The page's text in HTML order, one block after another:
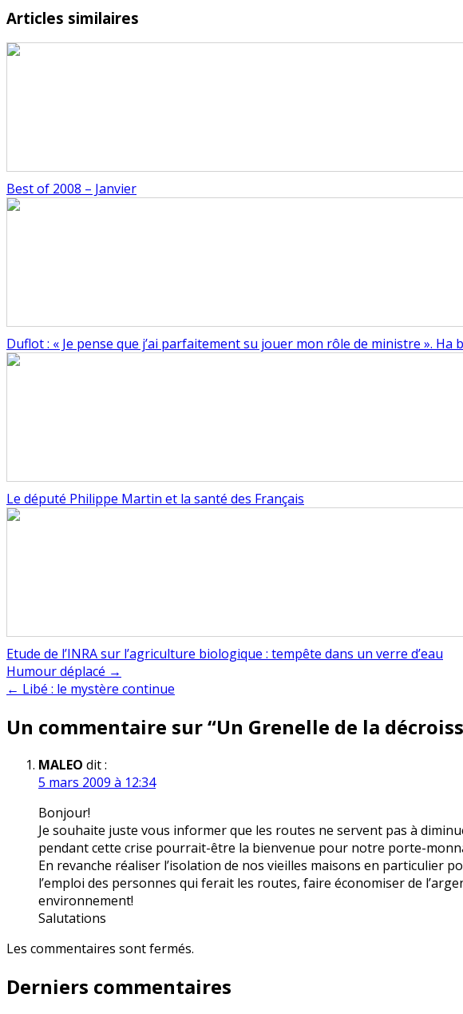
Articles similaires
Best of 2008 – Janvier
Duflot : « Je pense que j’ai parfaitement su jouer mon rôle de ministre ». Ha
Le député Philippe Martin et la santé des Français
Etude de l’INRA sur l’agriculture biologique : tempête dans un verre d’eau
Navigation
de
l’article
Humour déplacé →
← Libé : le mystère continue
Un commentaire sur “Un Grenelle de la
MALEO dit :
5 mars 2009 à 12:34
Bonjour!
Je souhaite juste vous informer que les routes ne servent pas à
pendant cette crise pourrait-être la bienvenue pour notre porte-
En revanche réaliser l’isolation de nos vieilles maisons en particulier
l’emploi des personnes qui ferait les routes, faire économiser de
environnement!
Salutations
Les commentaires sont fermés.
Derniers commentaires